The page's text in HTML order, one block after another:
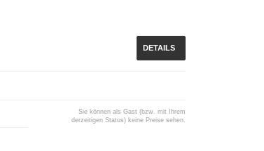
DETAILS
Sie können als Gast (bzw. mit Ihrem
derzeitigen Status) keine Preise sehen.